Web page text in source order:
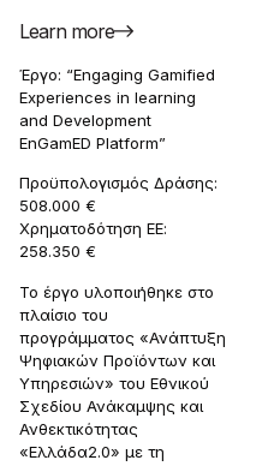
Learn more
Έργο: “Engaging Gamified
Experiences in learning
and Development
EnGamED Platform”
Προϋπολογισμός Δράσης:
508.000 €
Χρηματοδότηση ΕΕ:
258.350 €
Το έργο υλοποιήθηκε στο
πλαίσιο του
προγράμματος «Ανάπτυξη
Ψηφιακών Προϊόντων και
Υπηρεσιών» του Εθνικού
Σχεδίου Ανάκαμψης και
Ανθεκτικότητας
«Ελλάδα2.0» με τη